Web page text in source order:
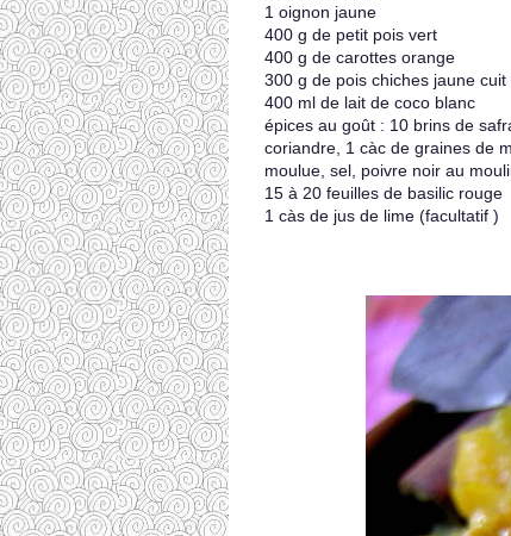
1 oignon jaune
400 g de petit pois vert
400 g de carottes orange
300 g de pois chiches jaune cuit
400 ml de lait de coco blanc
épices au goût : 10 brins de
coriandre, 1 càc de graines de
moulue, sel, poivre noir au
15 à 20 feuilles de basilic rouge
1 càs de jus de lime (facultatif )